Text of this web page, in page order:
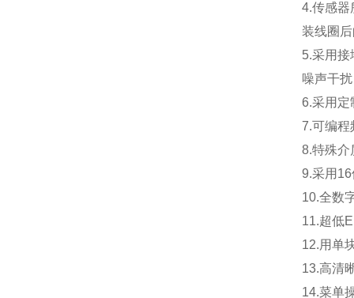
4.传感器
装线圈
5.采用接
噪声干
6.采用定
7.可编程
8.特殊介
9.采用
10.全数
11.超低
12.用单
13.高清
14.菜单